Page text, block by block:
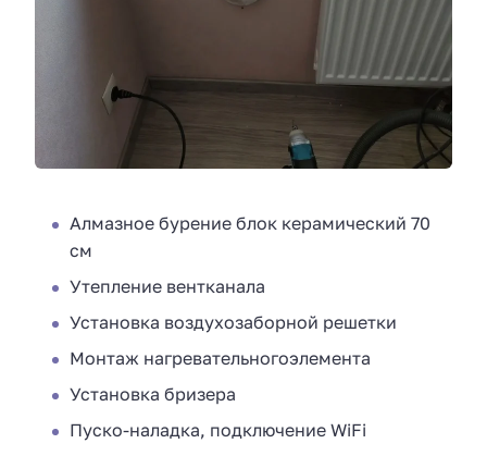
Алмазное бурение блок керамический 70
см
Утепление вентканала
Установка воздухозаборной решетки
Монтаж нагревательногоэлемента
Установка бризера
Пуско-наладка, подключение WiFi